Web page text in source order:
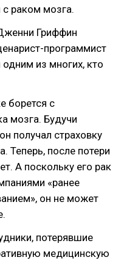
с раком мозга.
Гриффин
программист
из многих, кто
борется с
мозга. Будучи
получал страховку
Теперь, после потери
А поскольку его рак
«ранее
он не может
потерявшие
медицинскую